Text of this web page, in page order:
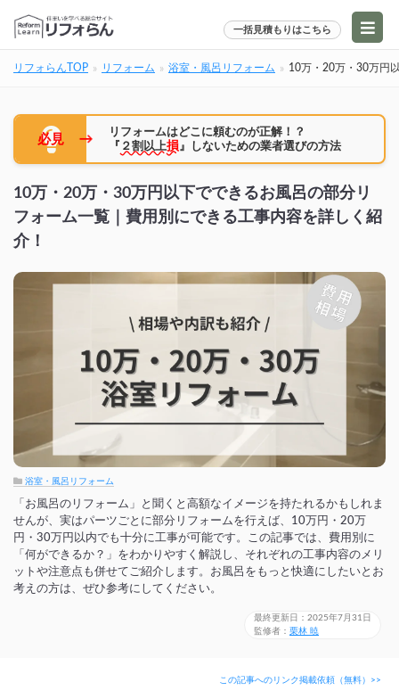
一括見積もりはこちら
リフォらんTOP リフォーム 浴室・風呂リフォーム 10万・20万・30万円
必見 →
リフォームはどこに頼むのが正解！？
『 ２割以上損』しないための業者選びの方法
10万・20万・30万円以下でできるお風呂の部分リ
フォーム一覧｜費用別にできる工事内容を詳しく紹
介！
浴室・風呂リフォーム
「お風呂のリフォーム」と聞くと高額なイメージを持たれるかもしれま
せんが、実はパーツごとに部分リフォームを行えば、10万円・20万
円・30万円以内でも十分に工事が可能です。この記事では、費用別に
「何ができるか？」をわかりやすく解説し、それぞれの工事内容のメリ
ットや注意点も併せてご紹介します。お風呂をもっと快適にしたいとお
考えの方は、ぜひ参考にしてください。
最終更新日：2025年7月31日
監修者： 栗林 暁
この記事へのリンク掲載依頼（無料）>>